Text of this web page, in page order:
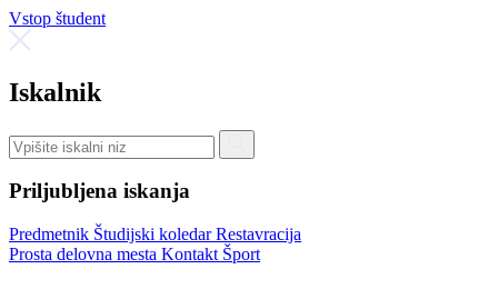
Vstop študent
Iskalnik
Priljubljena iskanja
Predmetnik Študijski koledarRestavracija
Prosta delovna mesta Kontakt Šport